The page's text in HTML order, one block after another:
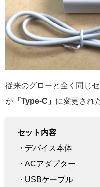
従来のグローと全く同じ
が 「Type-C」 に変更され
セット内容
・デバイス本体
・ACアダプター
・USBケーブル